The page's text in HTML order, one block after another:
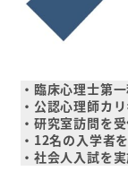
・臨床心理士第
・公認心理師カ
・研究室訪問を
・12名の入学者
・社会人入試を